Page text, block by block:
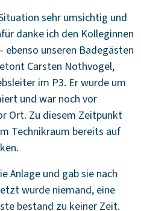
sehr umsichtig und
danke ich den Kolleginnen
ebenso unseren Badegästen
Carsten Nothvogel,
im P3. Er wurde um
und war noch vor
Ort. Zu diesem Zeitpunkt
Technikraum bereits auf
Anlage und gab sie nach
wurde niemand, eine
bestand zu keiner Zeit.